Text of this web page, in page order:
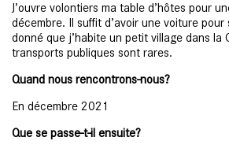
J’ouvre volontiers ma table d’hôtes pour
décembre. Il suffit d’avoir une voiture
donné que j’habite un petit village dans la
transports publiques sont rares.
Quand nous rencontrons-nous?
En décembre 2021
Que se passe-t-il ensuite?